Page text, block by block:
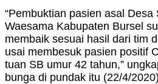
“Pembuktian pasien asal Desa
Waesama Kabupaten Bursel
membaik sesuai hasil dari tim
usai membesuk pasien positif
tuan SB umur 42 tahun,”
bunga di pundak itu (22/4/